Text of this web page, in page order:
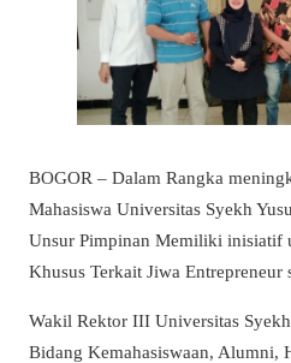
BOGOR – Dalam Rangka
Mahasiswa Universitas Syekh
Unsur Pimpinan Memiliki inisiatif
Khusus Terkait Jiwa Entrepreneur
Wakil Rektor III Universitas
Bidang Kemahasiswaan, Alumni,